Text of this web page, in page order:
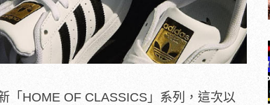
「HOME OF CLASSICS」系列，這次以